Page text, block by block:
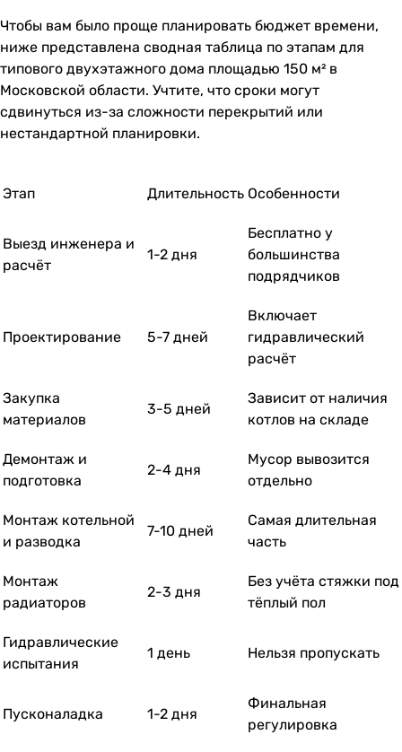
Чтобы вам было проще планировать бюджет времени,
ниже представлена сводная таблица по этапам для
типового двухэтажного дома площадью 150 м² в
Московской области. Учтите, что сроки могут
сдвинуться из-за сложности перекрытий или
нестандартной планировки.
Этап Длительность Особенности
Выезд инженера и
расчёт
1-2 дня
Бесплатно у
большинства
подрядчиков
Проектирование 5-7 дней
Включает
гидравлический
расчёт
Закупка
материалов
3-5 дней
Зависит от наличия
котлов на складе
Демонтаж и
подготовка
2-4 дня
Мусор вывозится
отдельно
Монтаж котельной
и разводка
7-10 дней
Самая длительная
часть
Монтаж
радиаторов
2-3 дня
Без учёта стяжки под
тёплый пол
Гидравлические
испытания
1 день Нельзя пропускать
Пусконаладка 1-2 дня
Финальная
регулировка